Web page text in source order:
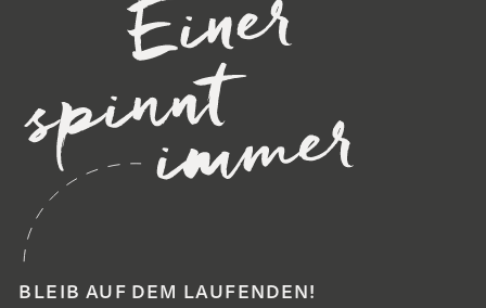
BLEIB AUF DEM LAUFENDEN!